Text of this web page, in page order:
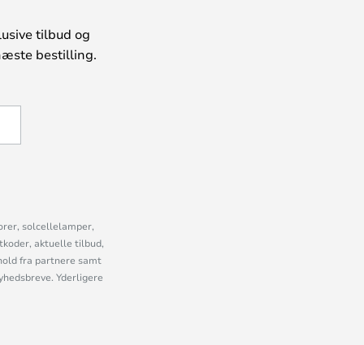
tilbud og
bestilling.
solcellelamper,
aktuelle tilbud,
fra partnere samt
Yderligere